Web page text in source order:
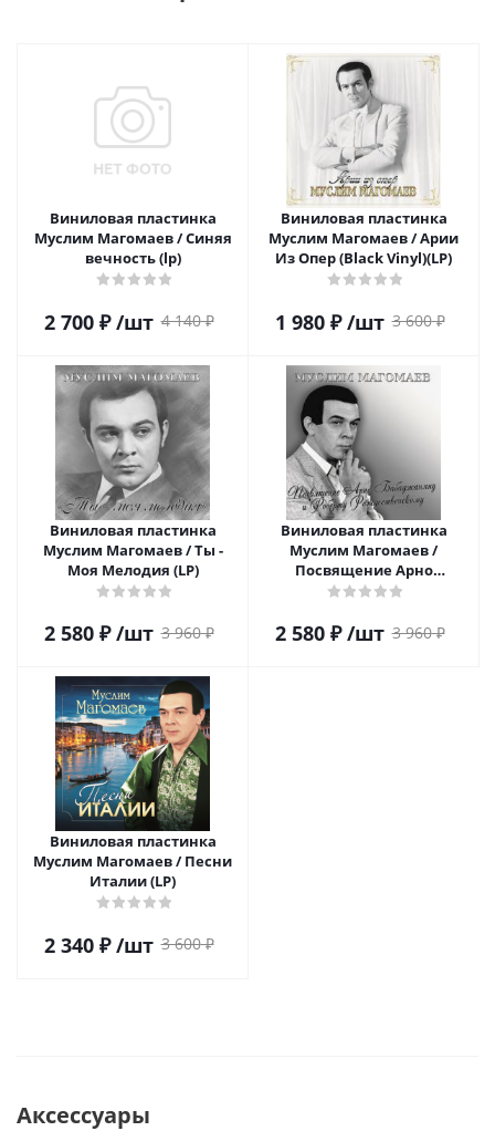
Виниловая пластинка
Муслим Магомаев / Синяя
вечность (lp)
2 700₽ /шт 4 140₽
Виниловая пластинка
Муслим Магомаев / Арии
Из Опер (Black Vinyl)(LP)
1 980₽ /шт 3 600₽
Виниловая пластинка
Муслим Магомаев / Ты -
Моя Мелодия (LP)
2 580₽ /шт 3 960₽
Виниловая пластинка
Муслим Магомаев /
Посвящение Арно
Бабаджаняну и Роберту
2 580₽ /шт 3 960₽
Виниловая пластинка
Муслим Магомаев / Песни
Италии (LP)
2 340₽ /шт 3 600₽
Аксессуары